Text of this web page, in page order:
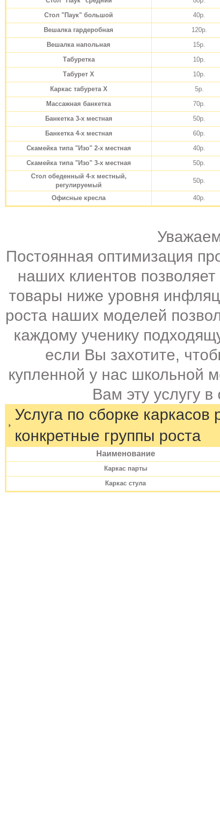
Стол "Паук" большой
40р.
Вешалка гардеробная
120р.
Вешалка напольная
15р.
Табуретка
10р.
Табурет Х
10р.
Каркас табурета Х
5р.
Массажная банкетка
70р.
Банкетка 3-х местная
50р.
Банкетка 4-х местная
60р.
Скамейка типа "Изо" 2-х местная
40р.
Скамейка типа "Изо" 3-х местная
50р.
Стол обеденный 4-х местный,
регулируемый
50р.
Офисные кресла 40р.
Постоянная оптимизация
наших клиентов
товары ниже уровня
роста наших моделей
каждому ученику
если Вы захотите,
купленной у нас школьной
Вам эту услугу
Услуга по сборке
конкретные группы роста
Наименование
Каркас парты
Каркас стула